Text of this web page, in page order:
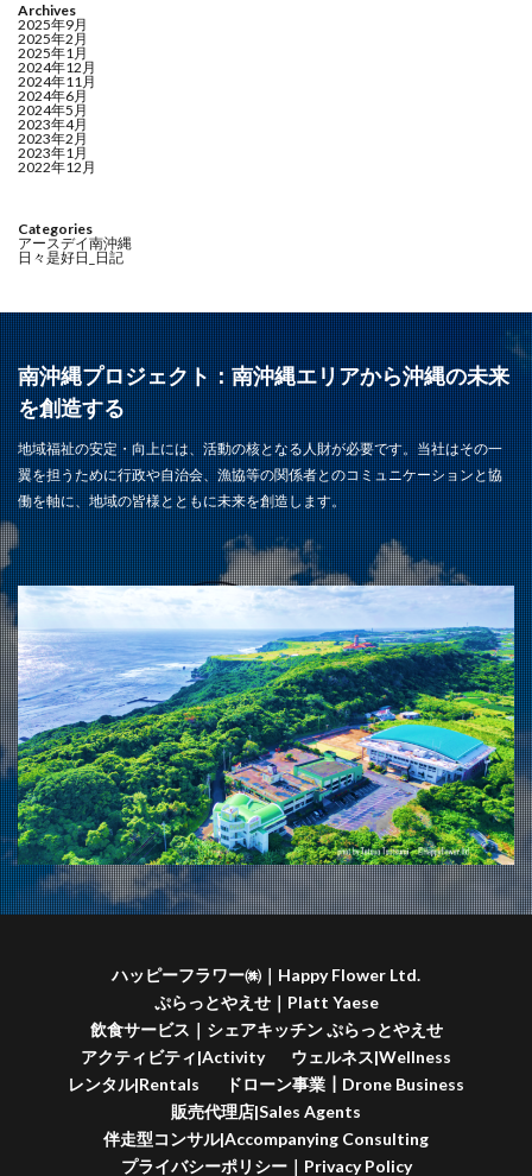
Archives
2025年9月
2025年2月
2025年1月
2024年12月
2024年11月
2024年6月
2024年5月
2023年4月
2023年2月
2023年1月
2022年12月
Categories
アースデイ南沖縄
日々是好日_日記
南沖縄プロジェクト：南沖縄エリアから沖縄の未来
を創造する
地域福祉の安定・向上には、活動の核となる人財が必要です。当社はその一
翼を担うために行政や自治会、漁協等の関係者とのコミュニケーションと協
働を軸に、地域の皆様とともに未来を創造します。
ハッピーフラワー㈱｜Happy Flower Ltd.
ぷらっとやえせ｜Platt Yaese
飲食サービス｜シェアキッチン ぷらっとやえせ
アクティビティ|Activity
ウェルネス|Wellness
レンタル|Rentals
ドローン事業┃Drone Business
販売代理店|Sales Agents
伴走型コンサル|Accompanying Consulting
プライバシーポリシー｜Privacy Policy